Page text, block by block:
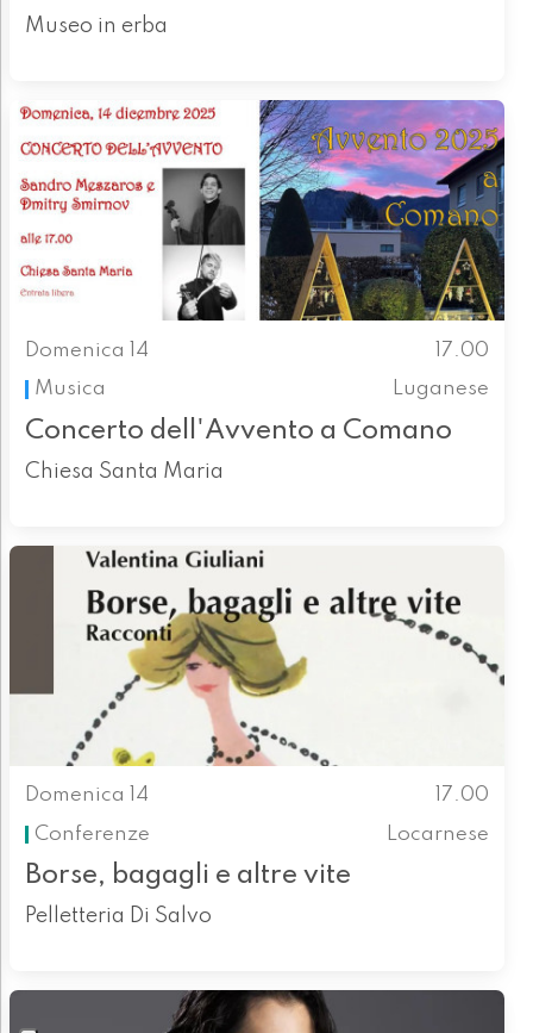
Museo in erba
Domenica 14
17.00
Musica
Luganese
Concerto dell'Avvento a Comano
Chiesa Santa Maria
Domenica 14
17.00
Conferenze
Locarnese
Borse, bagagli e altre vite
Pelletteria Di Salvo